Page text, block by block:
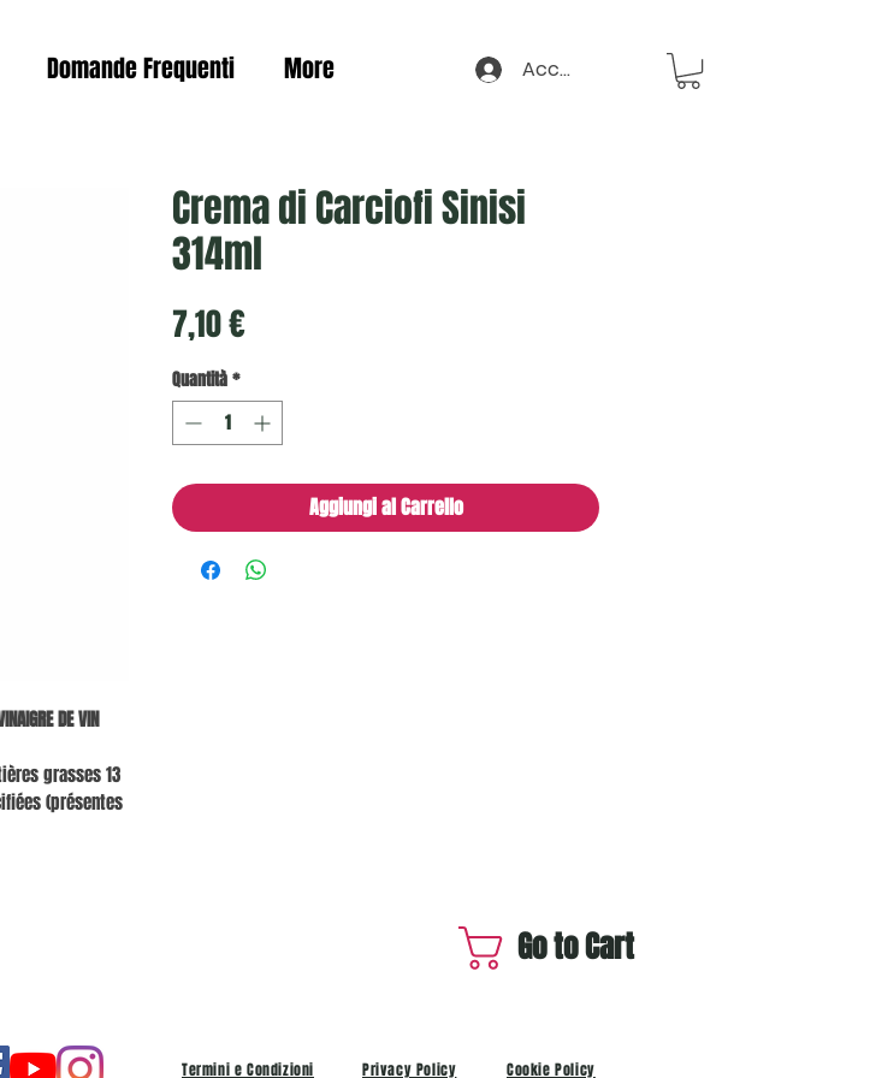
Domande Frequenti More Accedi
DE VIN
grasses 13
(présentes
Crema di Carciofi Sinisi
314ml
7,10 €Prezzo
Quantità*
Aggiungi al Carrello
Go to Cart
Termini e Condizioni Privacy Policy Cookie Policy